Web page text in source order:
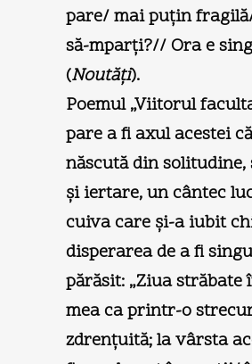
pare/ mai puţin
să-mparţi?// Ora e
(Noutăţi).
Poemul „Viitorul
pare a fi axul acestei
născută din solitudine,
şi iertare, un cântec
cuiva care şi-a iubit
disperarea de a fi
părăsit: „Ziua străbate
mea ca printr-o
zdrenţuită; la vârsta